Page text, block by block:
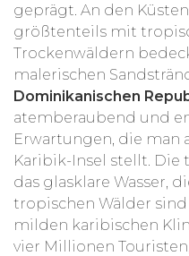
geprägt. An den
größtenteils mit
Trockenwäldern
malerischen
Dominikanischen
atemberaubend und
Erwartungen, die man
Karibik-Insel stellt. Die
das glasklare Wasser,
tropischen Wälder
milden karibischen
vier Millionen